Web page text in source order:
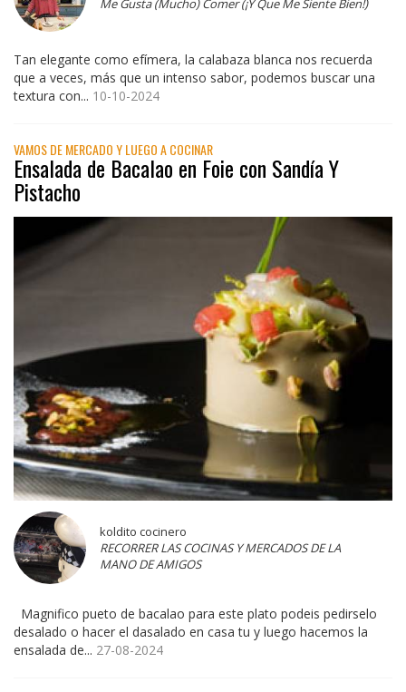
Me Gusta (Mucho) Comer (¡Y Que Me Siente Bien!)
Tan elegante como efímera, la calabaza blanca nos recuerda
que a veces, más que un intenso sabor, podemos buscar una
textura con... 10-10-2024
VAMOS DE MERCADO Y LUEGO A COCINAR
Ensalada de Bacalao en Foie con Sandía Y
Pistacho
koldito cocinero
RECORRER LAS COCINAS Y MERCADOS DE LA
MANO DE AMIGOS
Magnifico pueto de bacalao para este plato podeis pedirselo
desalado o hacer el dasalado en casa tu y luego hacemos la
ensalada de... 27-08-2024